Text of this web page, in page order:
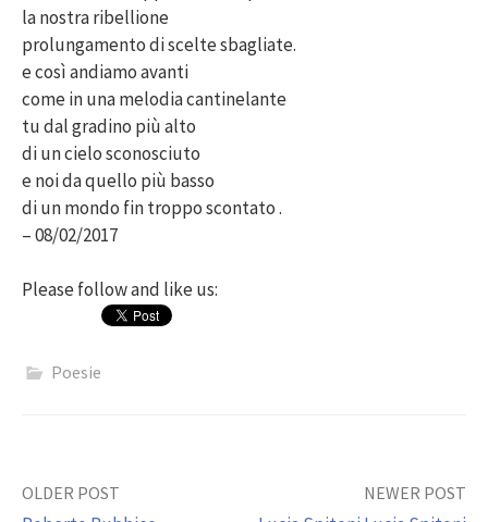
la nostra ribellione
prolungamento di scelte sbagliate.
e così andiamo avanti
come in una melodia cantinelante
tu dal gradino più alto
di un cielo sconosciuto
e noi da quello più basso
di un mondo fin troppo scontato .
– 08/02/2017
Please follow and like us:
Poesie
Post
OLDER POST NEWER POST